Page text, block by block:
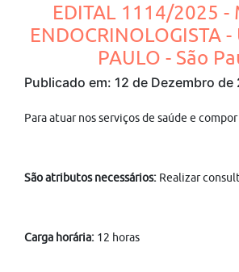
EDITAL 1114/2025 -
ENDOCRINOLOGISTA -
PAULO - São
Publicado em: 12 de Dezembro de
Para atuar nos serviços de saúde e
São atributos necessários: Realizar
Carga horária: 12 horas